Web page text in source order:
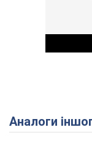
Аналоги